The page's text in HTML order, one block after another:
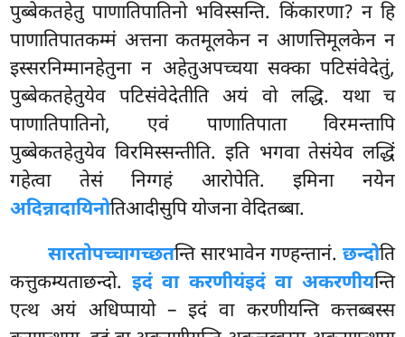
पुब्बेकतहेतु पाणातिपातिनो भविस्सन्ति. किंकारणा? न हि
पाणातिपातकम्मं अत्तना कतमूलकेन न आणत्तिमूलकेन न
इस्सरनिम्मानहेतुनान अहेतुअपच्चया सक्का पटिसंवेदेतुं,
पुब्बेकतहेतुयेव पटिसंवेदेतीति अयं वो लद्धि. यथा च
पाणातिपातिनो, एवं पाणातिपाता विरमन्तापि
पुब्बेकतहेतुयेव विरमिस्सन्तीति. इति भगवा तेसंयेव लद्धिं
गहेत्वा तेसं निग्गहं आरोपेति. इमिना नयेन
अदिन्नादायिनोतिआदीसुपि योजना वेदितब्बा.
सारतोपच्चागच्छतन्ति सारभावेन गण्हन्तानं. छन्दोति
कत्तुकम्यताछन्दो. इदं वा करणीयंइदं वा अकरणीयन्ति
एत्थ अयं अधिप्पायो – इदं वा करणीयन्ति कत्तब्बस्स